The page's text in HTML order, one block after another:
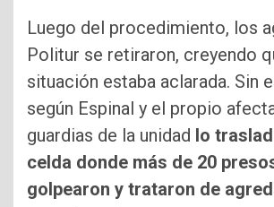
Luego del procedimiento, los
Politur se retiraron, creyendo
situación estaba aclarada. Sin
según Espinal y el propio
guardias de la unidad lo
celda donde más de 20
golpearon y trataron de